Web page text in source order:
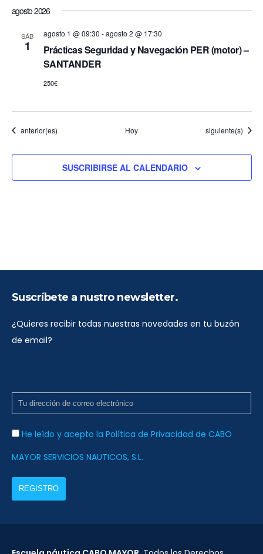
agosto 2026
SÁB
1
agosto 1 @ 09:30 -agosto 2 @ 17:30
Prácticas Seguridad y Navegación PER (motor) –
SANTANDER
250€
Eventos
anterior(es) Hoy Eventos
siguiente(s)
SUSCRIBIRSE AL CALENDARIO
Suscríbete a nustro newsletter.
¿Quieres recibir todas nuestras novedades en tu buzón
de email?
He leído y acepto la Política de Privacidad de CABO
MAYOR SERVICIOS NAUTICOS, S.L.